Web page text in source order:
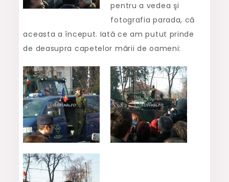
pentru a vedea şi
fotografia parada, că
aceasta a început. Iată ce am putut prinde
de deasupra capetelor mării de oameni: